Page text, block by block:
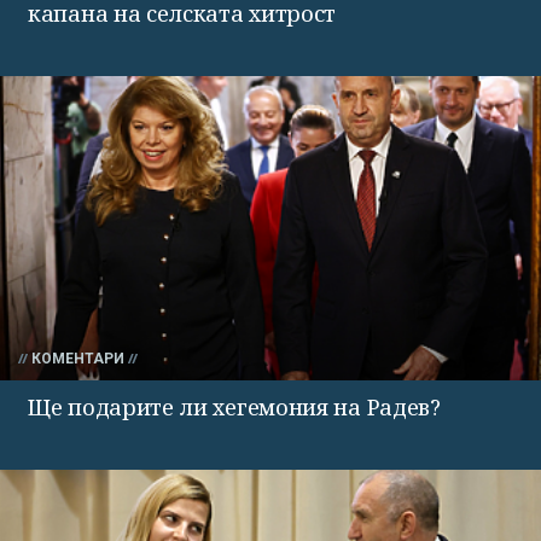
капана на селската хитрост
КОМЕНТАРИ
Ще подарите ли хегемония на Радев?